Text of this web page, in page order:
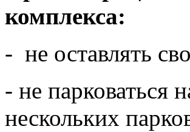
комплекса:
- не оставлять
- не парковаться
нескольких